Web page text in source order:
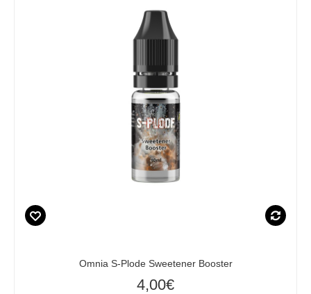
Omnia S-Plode Sweetener Booster
4,00€